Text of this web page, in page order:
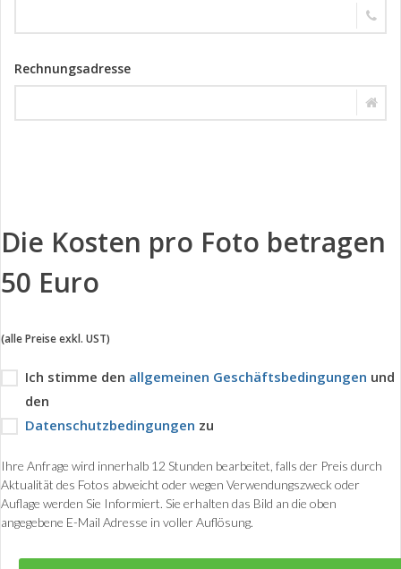
Rechnungsadresse
Die Kosten pro Foto betragen
50 Euro
(alle Preise exkl. UST)
Ich stimme den allgemeinen Geschäftsbedingungen und
den
Datenschutzbedingungen zu
Ihre Anfrage wird innerhalb 12 Stunden bearbeitet, falls der Preis durch
Aktualität des Fotos abweicht oder wegen Verwendungszweck oder
Auflage werden Sie Informiert. Sie erhalten das Bild an die oben
angegebene E-Mail Adresse in voller Auflösung.